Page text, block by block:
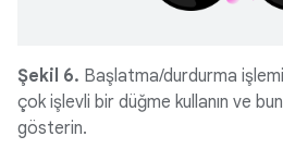
Şekil 6. Başlatma/durdurma
çok işlevli bir düğme kullanın ve
gösterin.